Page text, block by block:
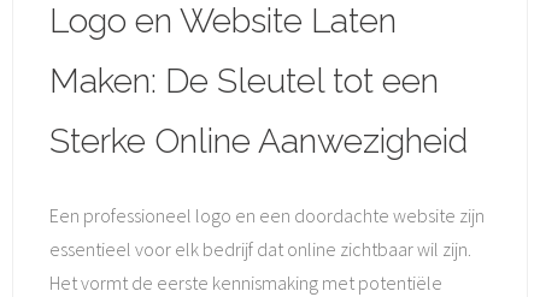
Logo en Website Laten
Maken: De Sleutel tot een
Sterke Online Aanwezigheid
Een professioneel logo en een doordachte website zijn
essentieel voor elk bedrijf dat online zichtbaar wil zijn.
Het vormt de eerste kennismaking met potentiële